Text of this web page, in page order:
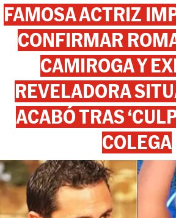
FAMOSA ACTRIZ
CONFIRMAR
CAMIROGA Y
REVELADORA
ACABÓ TRAS
COLEGA